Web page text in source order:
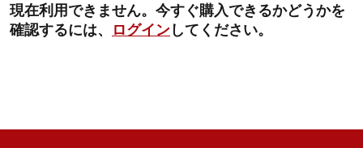
現在利用できません。今すぐ購入できるかどうかを
確認するには、
ログインしてください。